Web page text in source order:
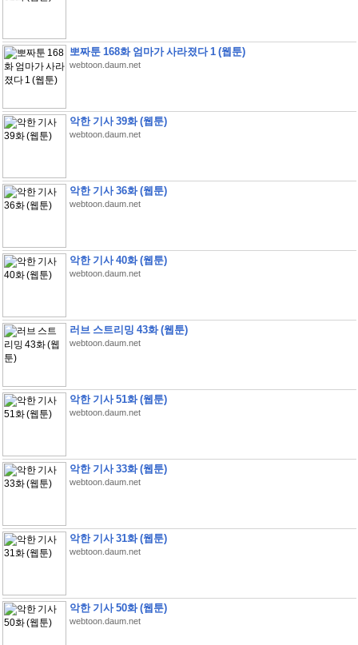
뽀짜툰 168화 엄마가 사라졌다 1 (웹툰)
webtoon.daum.net
악한 기사 39화 (웹툰)
webtoon.daum.net
악한 기사 36화 (웹툰)
webtoon.daum.net
악한 기사 40화 (웹툰)
webtoon.daum.net
러브 스트리밍 43화 (웹툰)
webtoon.daum.net
악한 기사 51화 (웹툰)
webtoon.daum.net
악한 기사 33화 (웹툰)
webtoon.daum.net
악한 기사 31화 (웹툰)
webtoon.daum.net
악한 기사 50화 (웹툰)
webtoon.daum.net